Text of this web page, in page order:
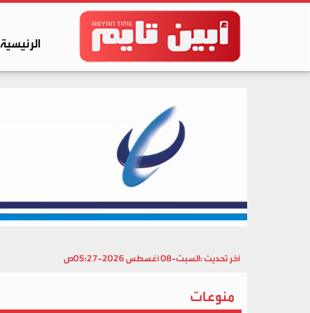
الرئيسية
آخر تحديث :السبت-08 أغسطس 2026-05:27ص
منوعات